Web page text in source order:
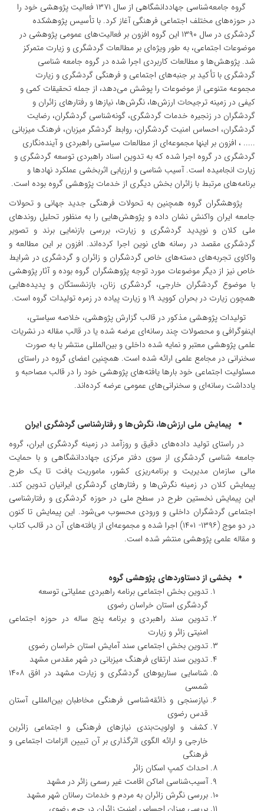
گروه جامعه‌شناسی جهاددانشگاهی از سال ۱۳۷۱ فعالیت پژوهشی خود را
در حوزه‌های مختلف اجتماعی فرهنگی آغاز کرد. با تأسیس پژوهشکده
گردشگری در سال ۱۳۹۰ این گروه افزون بر فعالیت‌های عمومی پژوهشی در
موضوعات اجتماعی، به طور ویژه‌ای بر مطالعات گردشگری و زیارت متمرکز
شد. پژوهش‌ها و مطالعات کاربردی اجرا شده در گروه جامعه شناسی
گردشگری با تأکید بر جنبه‌های اجتماعی و فرهنگی گردشگری و زیارت
مجموعه متنوعی از موضوعات را پوشش می‌دهد، از جمله تحقیقات کمی و
کیفی در زمینه ترجیحات ارزش‌ها، نگرش‌ها، نیازها و رفتارهای زائران و
گردشگران در زنجیره خدمات گردشگری، گونه‌شناسی گردشگران، رضایت
گردشگران، احساس امنیت گردشگران، روابط گردشگر میزبان، فرهنگ میزبانی
..... ، افزون بر اینها مجموعه‌ای از مطالعات سیاستی راهبردی و آینده‌نگاری
گردشگری در گروه اجرا شده که به تدوین اسناد راهبردی توسعه گردشگری و
زیارت انجامیده است. آسیب شناسی و ارزیابی اثربخشی عملکرد نهادها و
برنامه‌های مرتبط با زائران بخش دیگری از خدمات پژوهشی گروه بوده است.
پژوهشگران گروه همچنین به تحولات فرهنگی جدید جهانی و تحولات
جامعه ایران واکنش نشان داده و پژوهش‌هایی را به منظور تحلیل روندهای
ملی کلان و نوپدید گردشگری و زیارت، بررسی بازنمایی برند و تصویر
گردشگری مقصد در رسانه های نوین اجرا کرده‌اند. افزون بر این مطالعه و
واکاوی تجربه‌های دسته‌های خاص گردشگران و زائران و گردشگری در شرایط
خاص نیز از دیگر موضوعات مورد توجه پژوهشگران گروه بوده و آثار پژوهشی
با موضوع گردشگران خارجی، گردشگری زنان، بازنشستگان و پدیده‌هایی
همچون زیارت در بحران کووید ۱۹ و زیارت پیاده در زمره تولیدات گروه است.
تولیدات پژوهشی مذکور در قالب گزارش پژوهشی، خلاصه سیاستی،
اینفوگرافی و محصولات چند رسانه‌ای عرضه شده یا در قالب مقاله در نشریات
علمی پژوهشی معتبر و نمایه شده داخلی و بین‌المللی منتشر یا به صورت
سخنرانی در مجامع علمی ارائه شده است. همچنین اعضای گروه در راستای
مسئولیت اجتماعی خود بارها یافته‌های پژوهشی خود را در قالب مصاحبه و
یادداشت رسانه‌ای و سخنرانی‌های عمومی عرضه کرده‌اند.
پیمایش ملی ارزش‌ها، نگرش‌ها و رفتارشناسی گردشگری ایران
در راستای تولید داده‌های دقیق و روزآمد در زمینه گردشگری ایران، گروه
جامعه شناسی گردشگری از سوی دفتر مرکزی جهاددانشگاهی و با حمایت
مالی سازمان مدیریت و برنامه‌ریزی کشور، ماموریت یافت تا یک طرح
پیمایش کلان در زمینه نگرش‌ها و رفتارهای گردشگری ایرانیان تدوین کند.
این پیمایش نخستین طرح در سطح ملی در حوزه گردشگری و رفتارشناسی
اجتماعی گردشگران داخلی و ورودی محسوب می‌شود. این پیمایش تا کنون
در دو موج (۱۳۹۶- ۱۴۰۱) اجرا شده و مجموعه‌ای از یافته‌های آن در قالب کتاب
و مقاله علمی پژوهشی منتشر شده است.
بخشی از دستاوردهای پژوهشی گروه
تدوین بخش اجتماعی برنامه راهبردی عملیاتی توسعه
گردشگری استان خراسان رضوی
تدوین سند راهبردی و برنامه پنج ساله در حوزه اجتماعی
امنیتی زائر و زیارت
تدوین بخش اجتماعی سند آمایش استان خراسان رضوی
تدوین سند ارتقای فرهنگ میزبانی در شهر مقدس مشهد
شناسایی سناریوهای گردشگری و زیارت مشهد در افق ۱۴۰۸
شمسی
نیازسنجی و ذائقه‌شناسی فرهنگی مخاطبان بین‌المللی آستان
قدس رضوی
کشف و اولویت‌بندی نیازهای فرهنگی و اجتماعی زائرین
خارجی و ارائه الگوی اثرگذاری بر آن تبیین الزامات اجتماعی و
فرهنگی
احداث کمپ اسکان زائر
آسیب‌شناسی اماکن اقامت غیر رسمی زائر در مشهد
بررسی نگرش زائران به مردم و خدمات رسانان شهر مشهد